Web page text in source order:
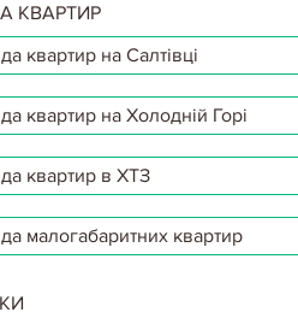
КВАРТИР
квартир на Салтівці
квартир на Холодній Горі
квартир в ХТЗ
малогабаритних квартир